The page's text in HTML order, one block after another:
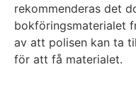
rekommenderas det
bokföringsmaterialet
av att polisen kan ta
för att få materialet.